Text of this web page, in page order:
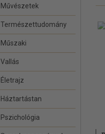
Művészetek
Természettudomány
Műszaki
Vallás
Életrajz
Háztartástan
Pszichológia